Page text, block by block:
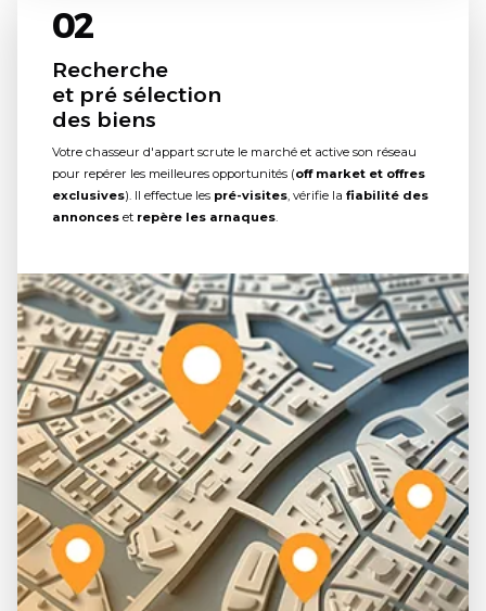
02
Recherche
et pré sélection
des biens
Votre chasseur d'appart scrute le marché et active son réseau
pour repérer les meilleures opportunités (off market et offres
exclusives). Il effectue les pré-visites, vérifie la fiabilité des
annonces et repère les arnaques.